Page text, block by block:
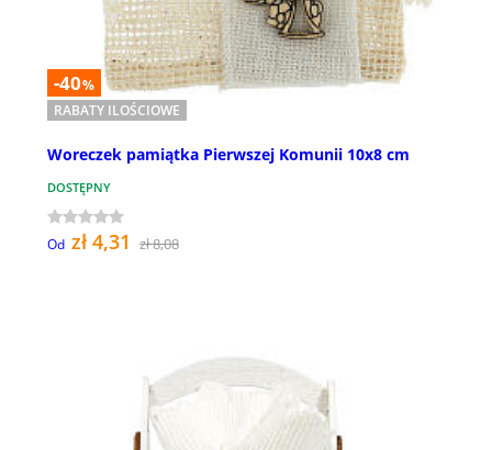
-40%
RABATY ILOŚCIOWE
Woreczek pamiątka Pierwszej Komunii 10x8 cm
DOSTĘPNY
Od zł 4,31 zł 8,08